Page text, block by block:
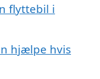
flyttebil i
hjælpe hvis